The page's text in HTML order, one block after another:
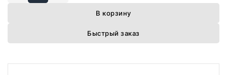
В корзину
Быстрый заказ